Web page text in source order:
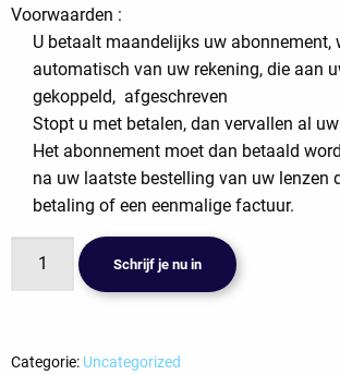
Voorwaarden :
U betaalt maandelijks uw abonnement,
automatisch van uw rekening, die aan
gekoppeld, afgeschreven
Stopt u met betalen, dan vervallen al
Het abonnement moet dan betaald
na uw laatste bestelling van uw lenzen
betaling of een eenmalige factuur.
multifocaal
lenzen
Schrijf je nu in
Categorie: Uncategorized